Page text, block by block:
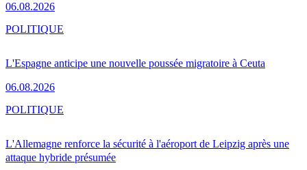
06.08.2026
L'Espagne anticipe une nouvelle poussée migratoire à Ceuta
06.08.2026
POLITIQUE
L'Allemagne renforce la sécurité à l'aéroport de Leipzig après une
attaque hybride présumée
POLITIQUE